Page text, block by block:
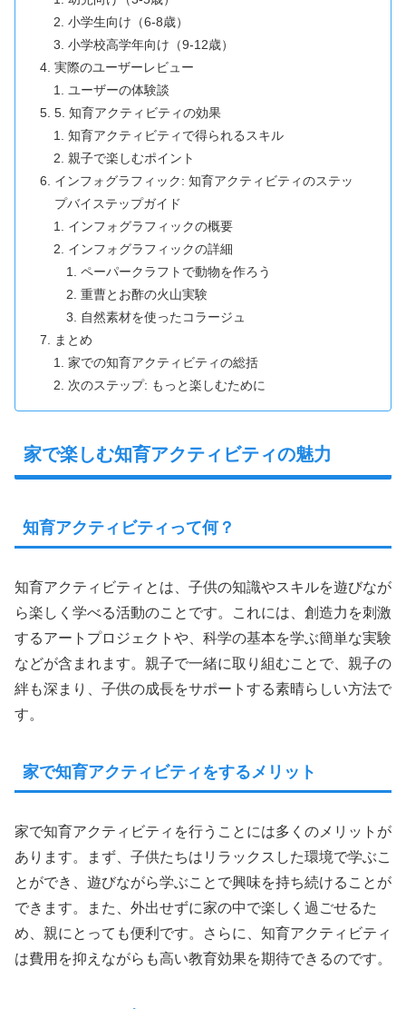
小学生向け（6-8歳）
小学校高学年向け（9-12歳）
実際のユーザーレビュー
ユーザーの体験談
5. 知育アクティビティの効果
知育アクティビティで得られるスキル
親子で楽しむポイント
インフォグラフィック: 知育アクティビティのステッ
プバイステップガイド
インフォグラフィックの概要
インフォグラフィックの詳細
ペーパークラフトで動物を作ろう
重曹とお酢の火山実験
自然素材を使ったコラージュ
まとめ
家での知育アクティビティの総括
次のステップ: もっと楽しむために
家で楽しむ知育アクティビティの魅力
知育アクティビティって何？
知育アクティビティとは、子供の知識やスキルを遊びなが
ら楽しく学べる活動のことです。これには、創造力を刺激
するアートプロジェクトや、科学の基本を学ぶ簡単な実験
などが含まれます。親子で一緒に取り組むことで、親子の
絆も深まり、子供の成長をサポートする素晴らしい方法で
す。
家で知育アクティビティをするメリット
家で知育アクティビティを行うことには多くのメリットが
あります。まず、子供たちはリラックスした環境で学ぶこ
とができ、遊びながら学ぶことで興味を持ち続けることが
できます。また、外出せずに家の中で楽しく過ごせるた
め、親にとっても便利です。さらに、知育アクティビティ
は費用を抑えながらも高い教育効果を期待できるのです。